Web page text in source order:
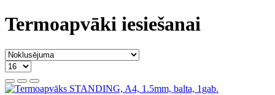
Termoapvāki iesiešanai